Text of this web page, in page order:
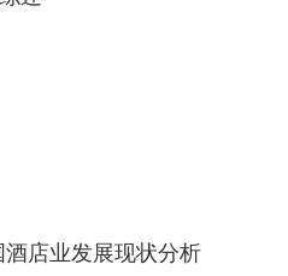
店业发展现状分析